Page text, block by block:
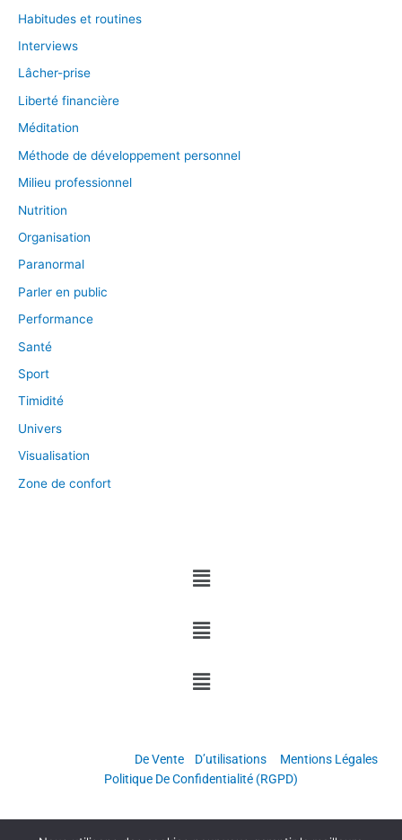
Habitudes et routines
Interviews
Lâcher-prise
Liberté financière
Méditation
Méthode de développement personnel
Milieu professionnel
Nutrition
Organisation
Paranormal
Parler en public
Performance
Santé
Sport
Timidité
Univers
Visualisation
Zone de confort
Menu
Menu
Menu
De Vente D’utilisations Mentions Légales
Politique De Confidentialité (RGPD)